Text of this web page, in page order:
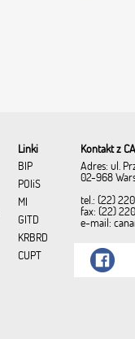
Linki
BIP
POIiŚ
MI
GITD
KRBRD
CUPT
Kontakt z
Adres: ul.
02-968
tel.: (22)
fax: (22)
e-mail: